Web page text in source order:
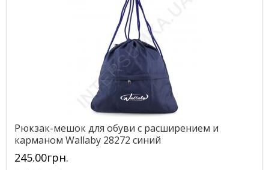
Рюкзак-мешок для обуви с расширением и
карманом Wallaby 28272 синий
245.00грн.